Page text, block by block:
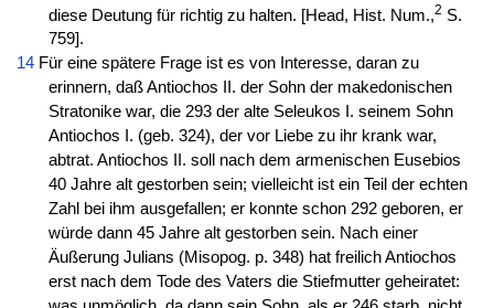
diese Deutung für richtig zu halten. [Head, Hist. Num.,2 S.
759].
14Für eine spätere Frage ist es von Interesse, daran zu
erinnern, daß Antiochos II. der Sohn der makedonischen
Stratonike war, die 293 der alte Seleukos I. seinem Sohn
Antiochos I. (geb. 324), der vor Liebe zu ihr krank war,
abtrat. Antiochos II. soll nach dem armenischen Eusebios
40 Jahre alt gestorben sein; vielleicht ist ein Teil der echten
Zahl bei ihm ausgefallen; er konnte schon 292 geboren, er
würde dann 45 Jahre alt gestorben sein. Nach einer
Äußerung Julians (Misopog. p. 348) hat freilich Antiochos
erst nach dem Tode des Vaters die Stiefmutter geheiratet: